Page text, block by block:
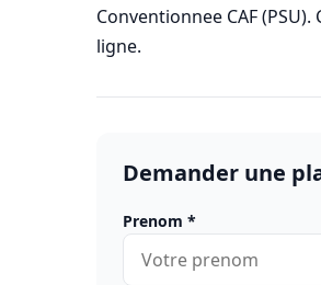
Conventionnee CAF
ligne.
Demander une
Prenom *